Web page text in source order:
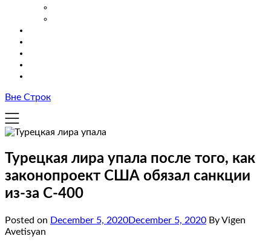
Вне Строк
Турецкая лира упала после того, как
законопроект США обязал санкции
из-за С-400
Posted on December 5, 2020December 5, 2020 By Vigen
Avetisyan